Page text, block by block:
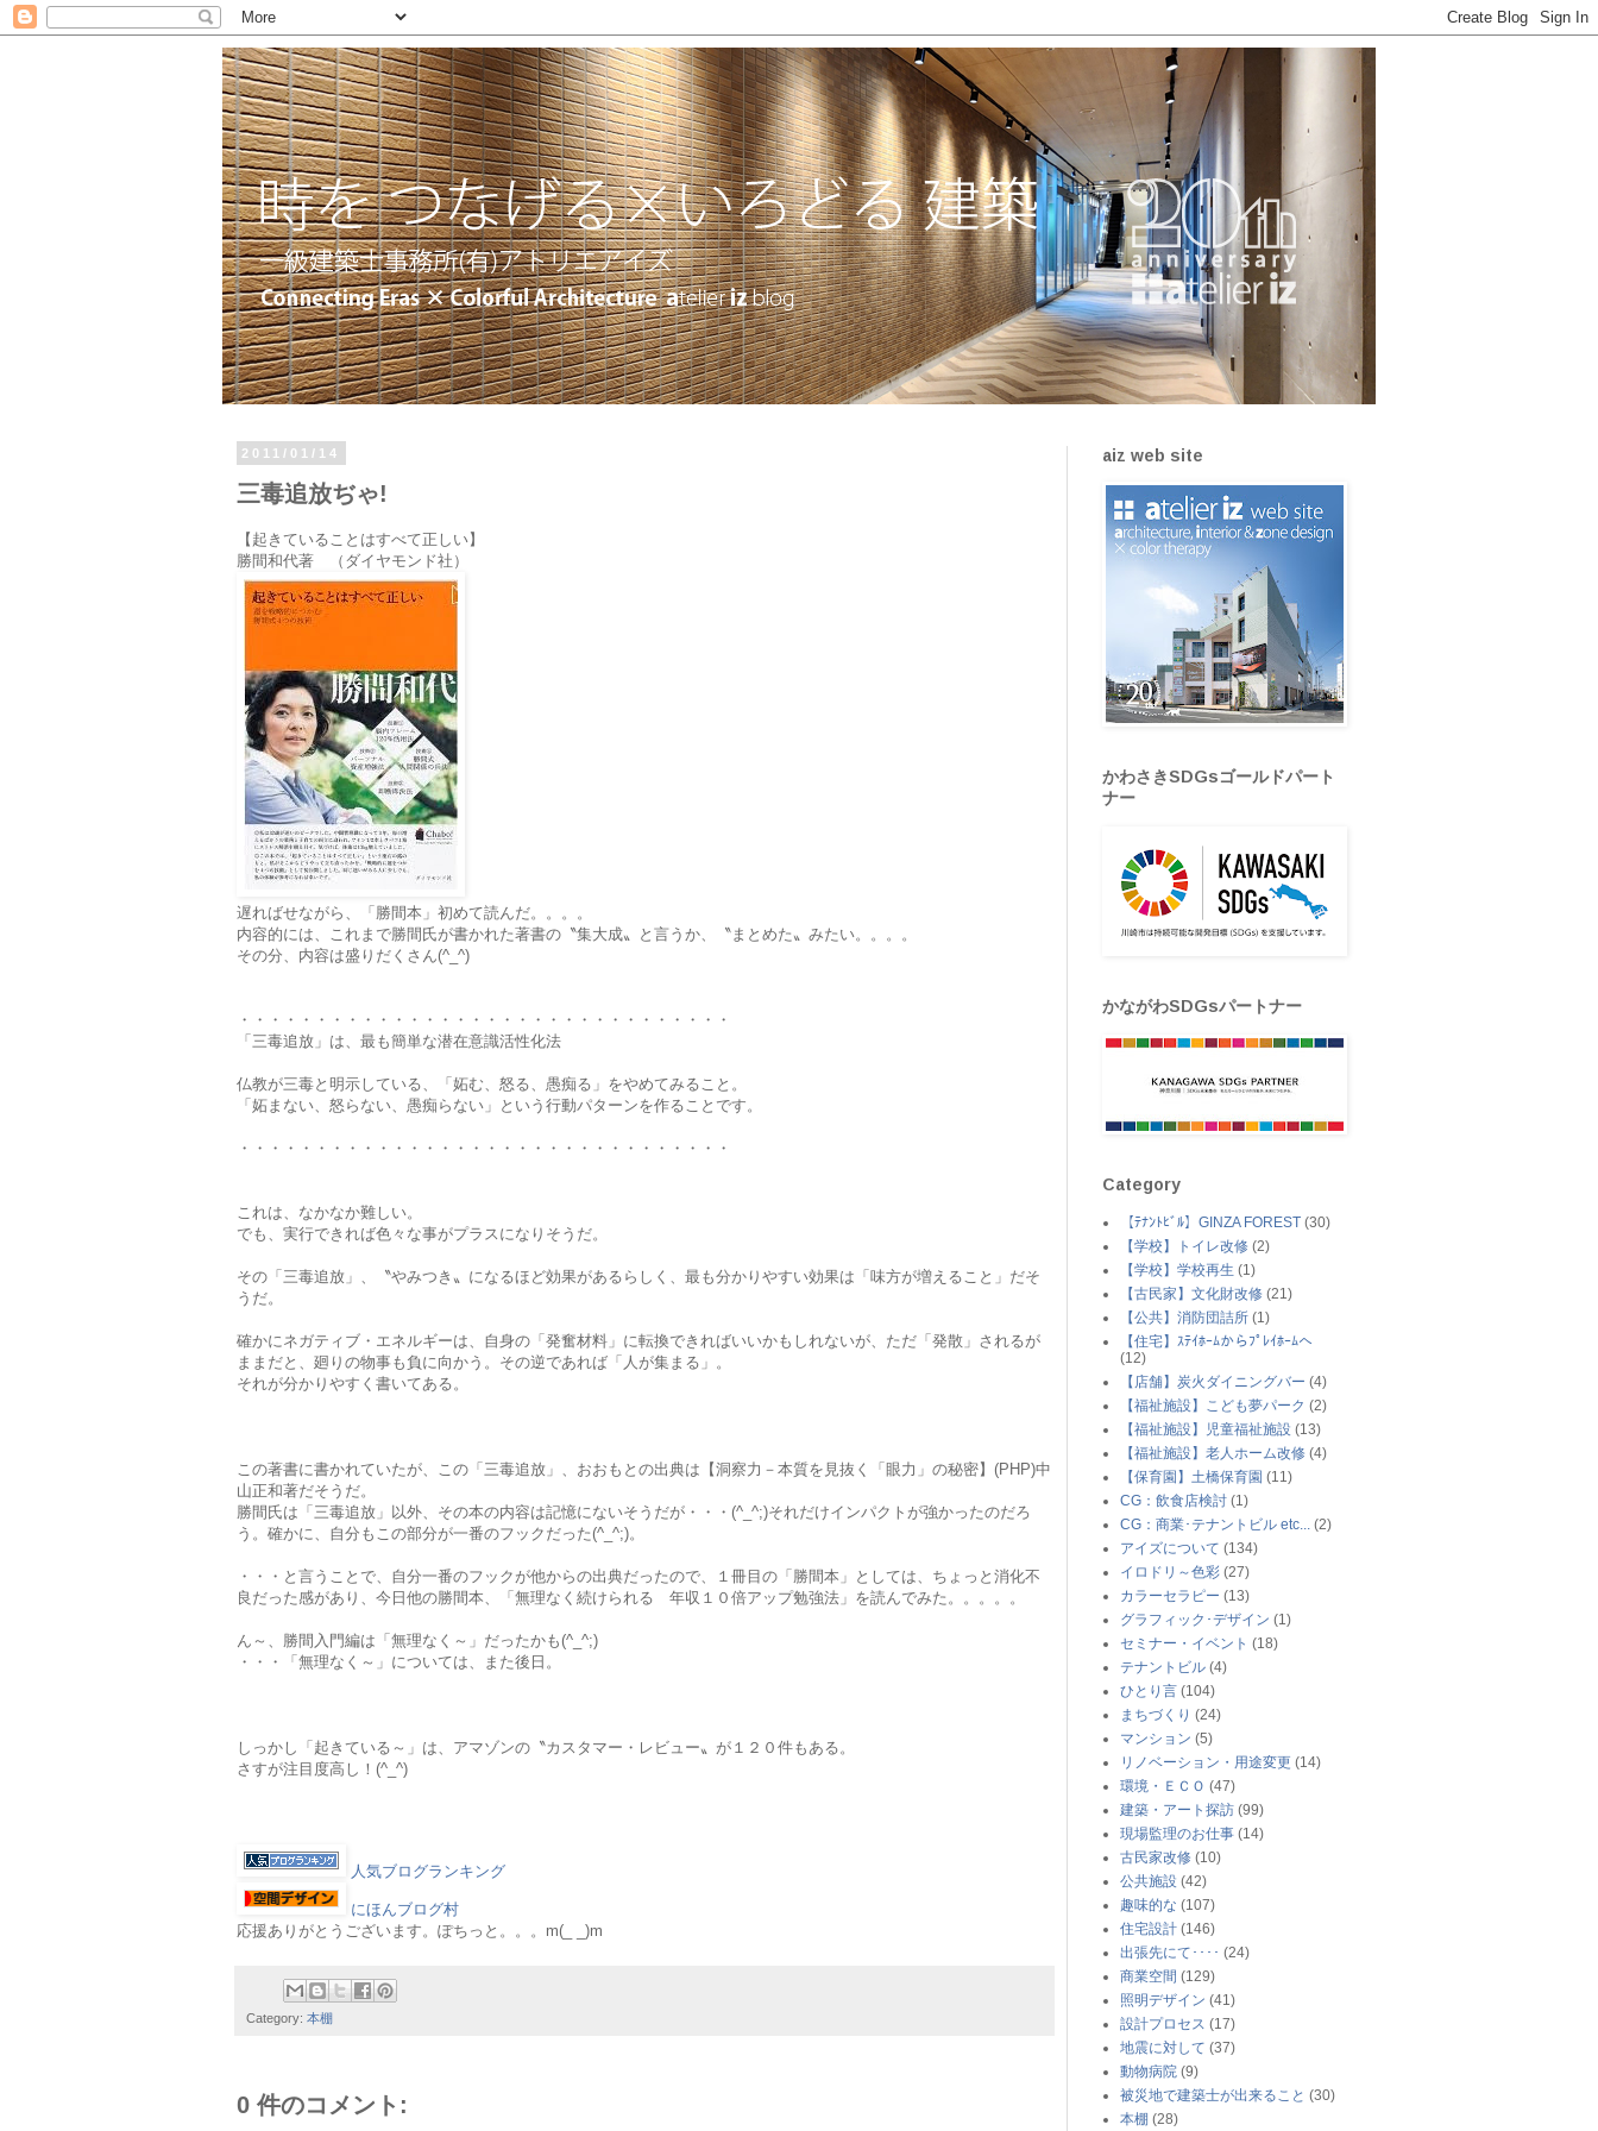
2011/01/14
三毒追放ぢゃ!
【起きていることはすべて正しい】
勝間和代著 （ダイヤモンド社）
遅ればせながら、「勝間本」初めて読んだ。。。。
内容的には、これまで勝間氏が書かれた著書の〝集大成〟と言うか、〝まとめた〟みたい。。。。
その分、内容は盛りだくさん(^_^)
・・・・・・・・・・・・・・・・・・・・・・・・・・・・・・・・
「三毒追放」は、最も簡単な潜在意識活性化法
仏教が三毒と明示している、「妬む、怒る、愚痴る」をやめてみること。
「妬まない、怒らない、愚痴らない」という行動パターンを作ることです。
・・・・・・・・・・・・・・・・・・・・・・・・・・・・・・・・
これは、なかなか難しい。
でも、実行できれば色々な事がプラスになりそうだ。
その「三毒追放」、〝やみつき〟になるほど効果があるらしく、最も分かりやすい効果は「味方が増えること」だそ
うだ。
確かにネガティブ・エネルギーは、自身の「発奮材料」に転換できればいいかもしれないが、ただ「発散」されるが
ままだと、廻りの物事も負に向かう。その逆であれば「人が集まる」。
それが分かりやすく書いてある。
この著書に書かれていたが、この「三毒追放」、おおもとの出典は【洞察力－本質を見抜く「眼力」の秘密】(PHP)中
山正和著だそうだ。
勝間氏は「三毒追放」以外、その本の内容は記憶にないそうだが・・・(^_^;)それだけインパクトが強かったのだろ
う。確かに、自分もこの部分が一番のフックだった(^_^;)。
・・・と言うことで、自分一番のフックが他からの出典だったので、１冊目の「勝間本」としては、ちょっと消化不
良だった感があり、今日他の勝間本、「無理なく続けられる 年収１０倍アップ勉強法」を読んでみた。。。。。
ん～、勝間入門編は「無理なく～」だったかも(^_^;)
・・・「無理なく～」については、また後日。
しっかし「起きている～」は、アマゾンの〝カスタマー・レビュー〟が１２０件もある。
さすが注目度高し！(^_^)
人気ブログランキング
にほんブログ村
応援ありがとうございます。ぽちっと。。。m(_ _)m
Category: 本棚
0 件のコメント:
aiz web site
かわさきSDGsゴールドパート
ナー
かながわSDGsパートナー
Category
【ﾃﾅﾝﾄﾋﾞﾙ】GINZA FOREST (30)
【学校】トイレ改修 (2)
【学校】学校再生 (1)
【古民家】文化財改修 (21)
【公共】消防団詰所 (1)
【住宅】ｽﾃｲﾎｰﾑからﾌﾟﾚｲﾎｰﾑへ
(12)
【店舗】炭火ダイニングバー (4)
【福祉施設】こども夢パーク (2)
【福祉施設】児童福祉施設 (13)
【福祉施設】老人ホーム改修 (4)
【保育園】土橋保育園 (11)
CG：飲食店検討 (1)
CG：商業･テナントビル etc... (2)
アイズについて (134)
イロドリ～色彩 (27)
カラーセラピー (13)
グラフィック･デザイン (1)
セミナー・イベント (18)
テナントビル (4)
ひとり言 (104)
まちづくり (24)
マンション (5)
リノベーション・用途変更 (14)
環境・ＥＣＯ (47)
建築・アート探訪 (99)
現場監理のお仕事 (14)
古民家改修 (10)
公共施設 (42)
趣味的な (107)
住宅設計 (146)
出張先にて････ (24)
商業空間 (129)
照明デザイン (41)
設計プロセス (17)
地震に対して (37)
動物病院 (9)
被災地で建築士が出来ること (30)
本棚 (28)